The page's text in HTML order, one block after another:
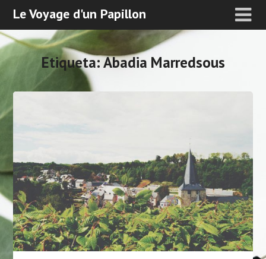
Le Voyage d'un Papillon
Etiqueta:Abadia Marredsous